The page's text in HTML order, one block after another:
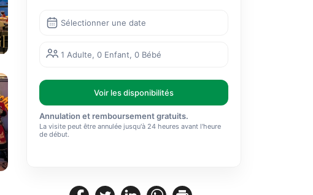
Sélectionner une date
1 Adulte, 0 Enfant, 0 Bébé
Voir les disponibilités
Annulation et remboursement gratuits.
La visite peut être annulée jusqu'à 24 heures avant l'heure
de début.